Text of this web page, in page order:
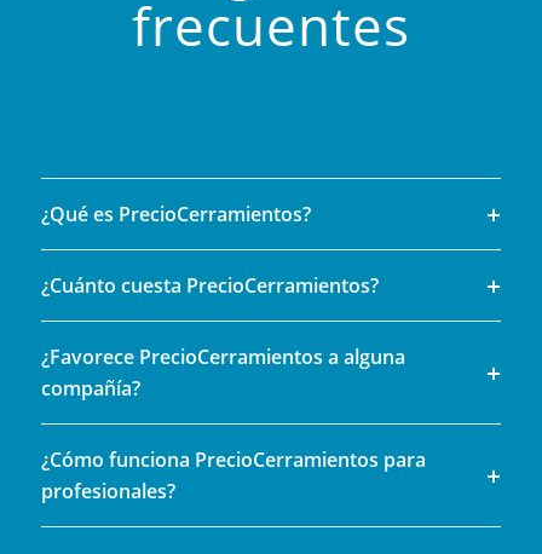
frecuentes
¿Qué es PrecioCerramientos?
¿Cuánto cuesta PrecioCerramientos?
¿Favorece PrecioCerramientos a alguna
compañía?
¿Cómo funciona PrecioCerramientos para
profesionales?